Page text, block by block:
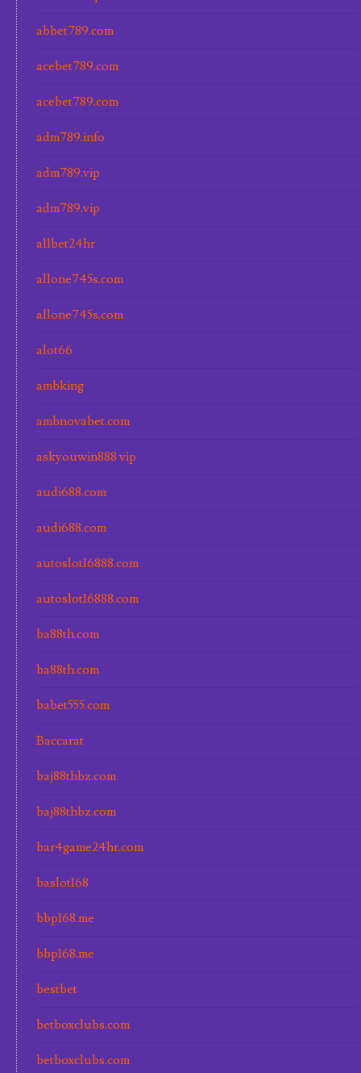
abbet789.com
acebet789.com
acebet789.com
adm789.info
adm789.vip
adm789.vip
allbet24hr
allone745s.com
allone745s.com
alot66
ambking
ambnovabet.com
askyouwin888 vip
audi688.com
audi688.com
autoslot16888.com
autoslot16888.com
ba88th.com
ba88th.com
babet555.com
Baccarat
baj88thbz.com
baj88thbz.com
bar4game24hr.com
baslot168
bbp168.me
bbp168.me
bestbet
betboxclubs.com
betboxclubs.com